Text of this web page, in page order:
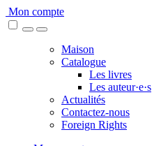
Skip
to
Mon compte
Maison
Catalogue
Les livres
Les auteur·e·s
Actualités
Contactez-nous
Foreign Rights